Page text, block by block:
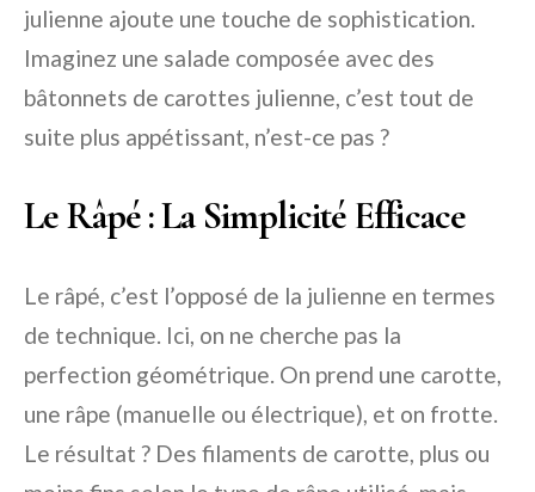
julienne ajoute une touche de sophistication.
Imaginez une salade composée avec des
bâtonnets de carottes julienne, c’est tout de
suite plus appétissant, n’est-ce pas ?
Le Râpé : La Simplicité Efficace
Le râpé, c’est l’opposé de la julienne en termes
de technique. Ici, on ne cherche pas la
perfection géométrique. On prend une carotte,
une râpe (manuelle ou électrique), et on frotte.
Le résultat ? Des filaments de carotte, plus ou